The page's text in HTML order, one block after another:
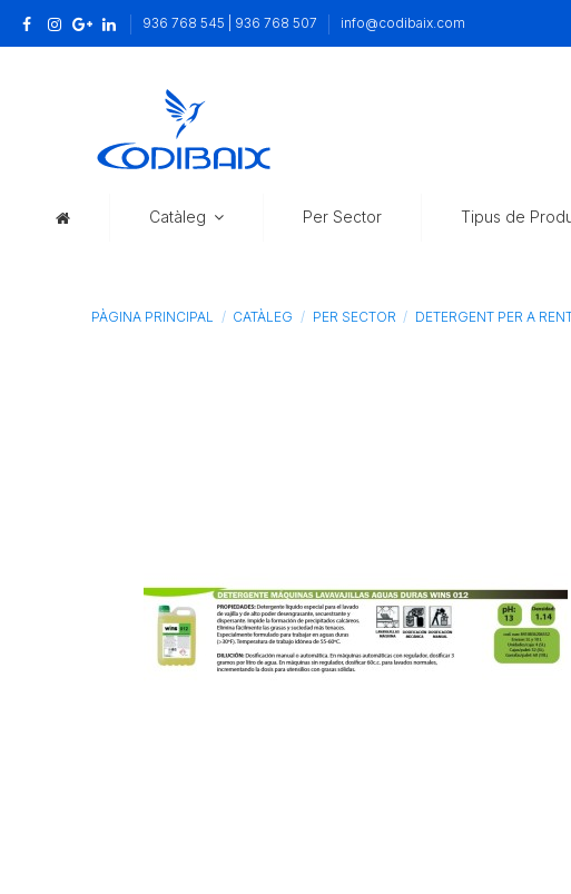
936 768 545 | 936 768 507 info@codibaix.com
Catàleg Per Sector Tipus de
PÀGINA PRINCIPAL CATÀLEG PER SECTOR DETERGENT PER A